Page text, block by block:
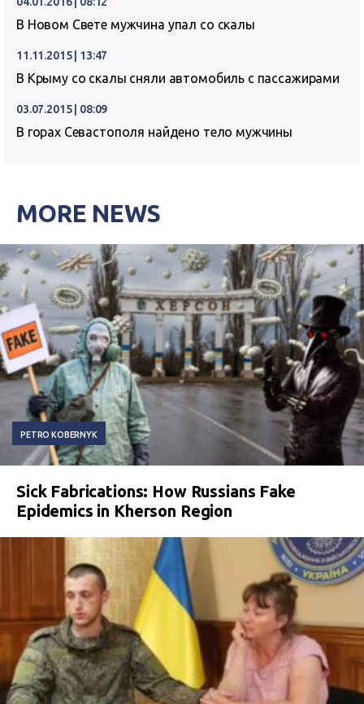
В Новом Свете мужчина упал со скалы
11.11.2015 | 13:47
В Крыму со скалы сняли автомобиль с пассажирами
03.07.2015 | 08:09
В горах Севастополя найдено тело мужчины
MORE NEWS
PETRO KOBERNYK
Sick Fabrications: How Russians Fake
Epidemics in Kherson Region